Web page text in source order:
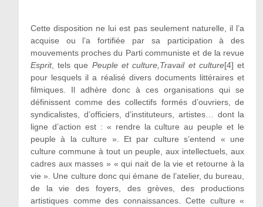
Cette disposition ne lui est pas seulement naturelle, il l’a
acquise ou l’a fortifiée par sa participation à des
mouvements proches du Parti communiste et de la revue
Esprit, tels que Peuple et culture, Travail et culture[4] et
pour lesquels il a réalisé divers documents littéraires et
filmiques. Il adhère donc à ces organisations qui se
définissent comme des collectifs formés d’ouvriers, de
syndicalistes, d’officiers, d’instituteurs, artistes… dont la
ligne d’action est : « rendre la culture au peuple et le
peuple à la culture ». Et par culture s’entend « une
culture commune à tout un peuple, aux intellectuels, aux
cadres aux masses » « qui nait de la vie et retourne à la
vie ». Une culture donc qui émane de l’atelier, du bureau,
de la vie des foyers, des grèves, des productions
artistiques comme des connaissances. Cette culture «